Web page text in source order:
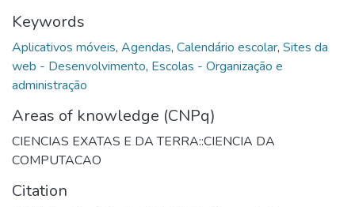
Keywords
Aplicativos móveis, Agendas, Calendário escolar, Sites da
web - Desenvolvimento, Escolas - Organização e
administração
Areas of knowledge (CNPq)
CIENCIAS EXATAS E DA TERRA::CIENCIA DA
COMPUTACAO
Citation